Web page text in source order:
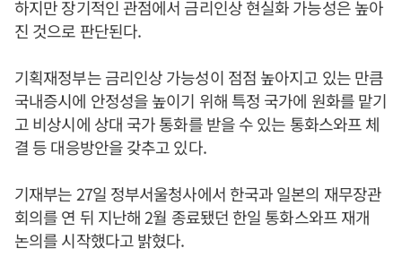
하지만 장기적인 관점에서 금리인상 현실화 가능성은 높아
진 것으로 판단된다.
기획재정부는 금리인상 가능성이 점점 높아지고 있는 만큼
국내증시에 안정성을 높이기 위해 특정 국가에 원화를 맡기
고 비상시에 상대 국가 통화를 받을 수 있는 통화스와프 체
결 등 대응방안을 갖추고 있다.
기재부는 27일 정부서울청사에서 한국과 일본의 재무장관
회의를 연 뒤 지난해 2월 종료됐던 한일 통화스와프 재개
논의를 시작했다고 밝혔다.